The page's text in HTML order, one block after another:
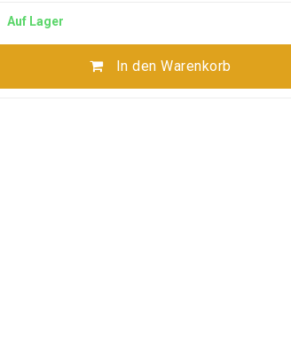
Auf Lager
In den Warenkorb